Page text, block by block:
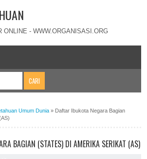
ONLINE - WWW.ORGANISASI.ORG
Umum Dunia » Daftar Ibukota Negara Bagian
BAGIAN (STATES) DI AMERIKA SERIKAT (AS)